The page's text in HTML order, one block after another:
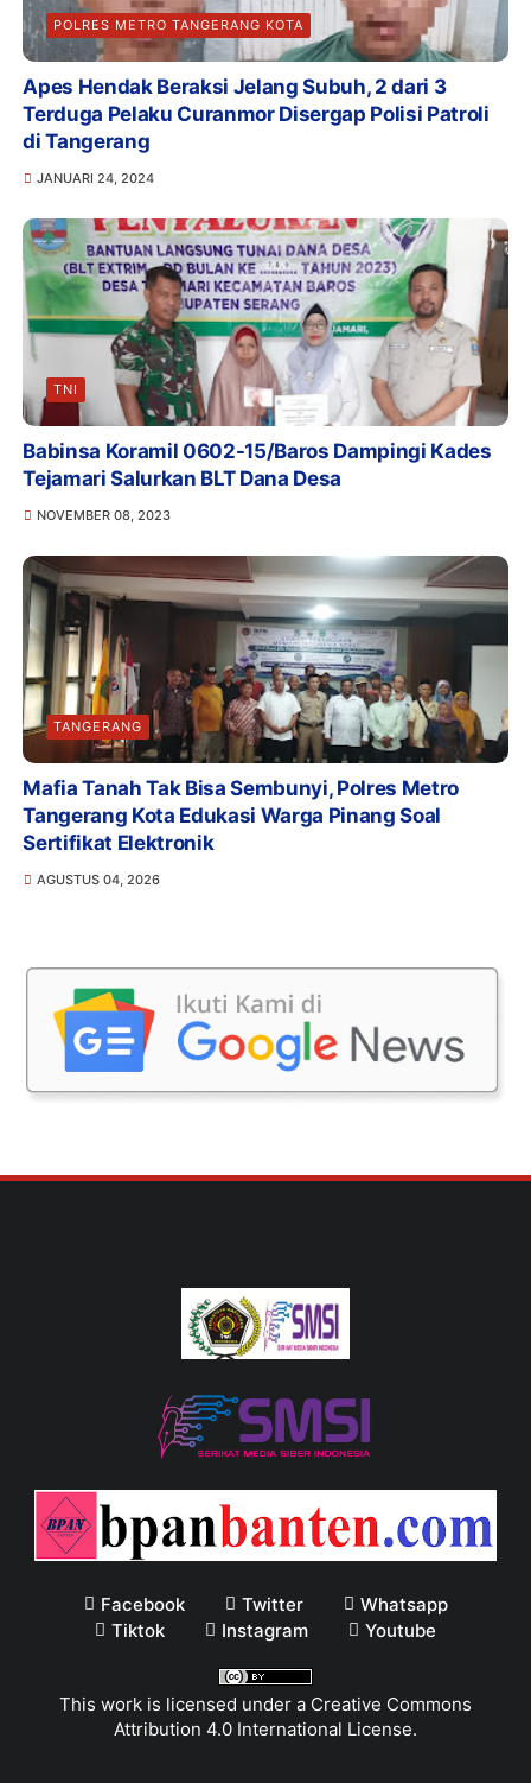
POLRES METRO TANGERANG KOTA
Apes Hendak Beraksi Jelang Subuh, 2 dari 3
Terduga Pelaku Curanmor Disergap Polisi Patroli
di Tangerang
JANUARI 24, 2024
TNI
Babinsa Koramil 0602-15/Baros Dampingi Kades
Tejamari Salurkan BLT Dana Desa
NOVEMBER 08, 2023
TANGERANG
Mafia Tanah Tak Bisa Sembunyi, Polres Metro
Tangerang Kota Edukasi Warga Pinang Soal
Sertifikat Elektronik
AGUSTUS 04, 2026
Facebook Twitter
Whatsapp
Tiktok
Instagram Youtube
This work is licensed under a Creative Commons
Attribution 4.0 International License.